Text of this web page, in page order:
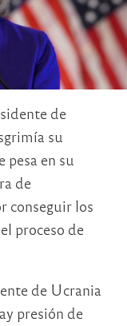
de
su
en su
de
conseguir los
proceso de
de Ucrania
presión de